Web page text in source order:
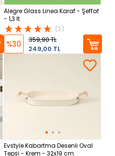
Alegre Glass Linea Karaf - Şeffaf
- 1,3 lt
(2)
%30
359,90 TL
249,00 TL
Evstyle Kabartma Desenli Oval
Tepsi - Krem - 32x19 cm